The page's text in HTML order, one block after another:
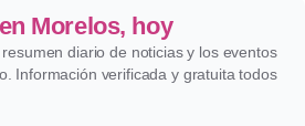
Morelos, hoy
diario de noticias y los eventos
Información verificada y gratuita todos